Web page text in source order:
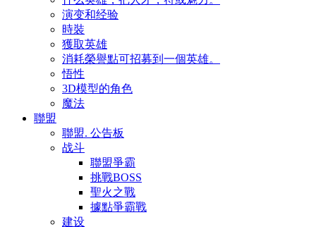
演变和经验
時裝
獲取英雄
消耗榮譽點可招募到一個英雄。
悟性
3D模型的角色
魔法
聯盟
聯盟. 公告板
战斗
聯盟爭霸
挑戰BOSS
聖火之戰
據點爭霸戰
建设